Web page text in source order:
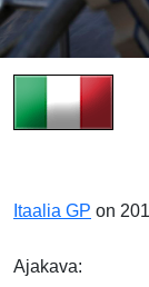
Itaalia GP on
Ajakava: